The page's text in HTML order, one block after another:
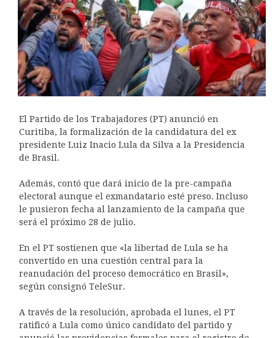
El Partido de los Trabajadores (PT) anunció en
Curitiba, la formalización de la candidatura del ex
presidente Luiz Inacio Lula da Silva a la Presidencia
de Brasil.
Además, contó que dará inicio de la pre-campaña
electoral aunque el exmandatario esté preso. Incluso
le pusieron fecha al lanzamiento de la campaña que
será el próximo 28 de julio.
En el PT sostienen que «la libertad de Lula se ha
convertido en una cuestión central para la
reanudación del proceso democrático en Brasil»,
según consignó TeleSur.
A través de la resolución, aprobada el lunes, el PT
ratificó a Lula como único candidato del partido y